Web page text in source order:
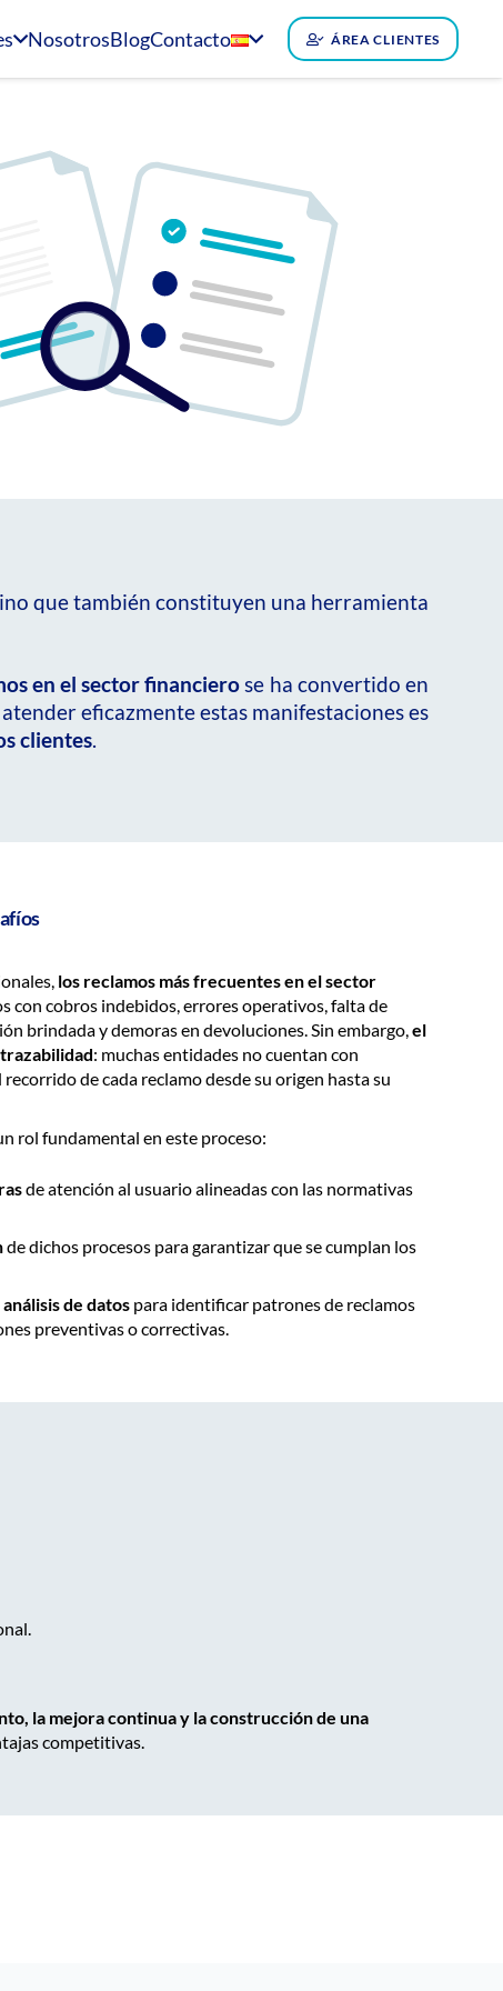
NosotrosBlogContacto ÁREA CLIENTES
que también constituyen una herramienta
en el sector financierose ha convertido en
eficazmente estas manifestaciones es
clientes.
los reclamos más frecuentes en el sector
con cobros indebidos, errores operativos, falta de
brindada y demoras en devoluciones. Sin embargo,el
: muchas entidades no cuentan con
recorrido de cada reclamo desde su origen hasta su
rol fundamental en este proceso:
de atención al usuario alineadas con las normativas
de dichos procesos para garantizar que se cumplan los
de datos para identificar patrones de reclamos
preventivas o correctivas.
la mejora continua y la construcción de una
competitivas.